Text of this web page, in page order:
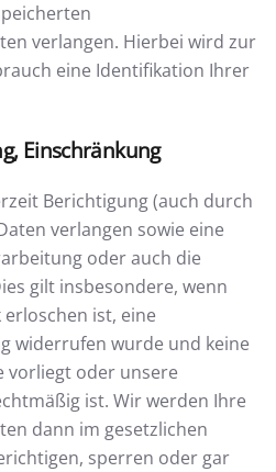
verlangen. Hierbei wird zur
eine Identifikation Ihrer
Einschränkung
Berichtigung (auch durch
verlangen sowie eine
oder auch die
gilt insbesondere, wenn
ist, eine
widerrufen wurde und keine
vorliegt oder unsere
ist. Wir werden Ihre
dann im gesetzlichen
sperren oder gar